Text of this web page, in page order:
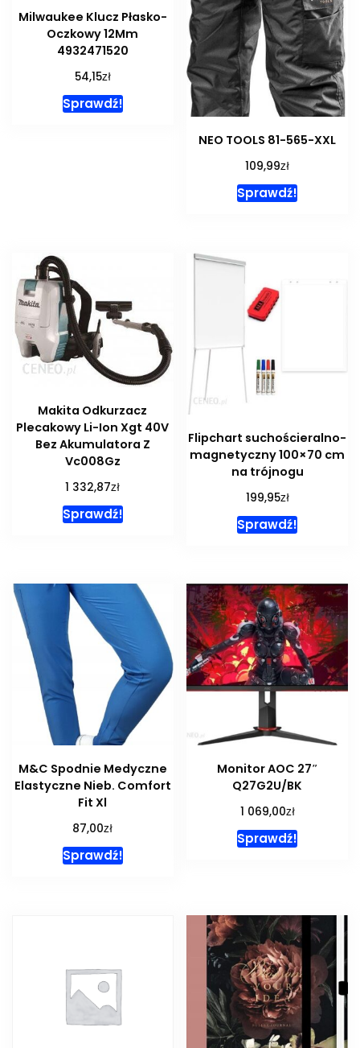
Milwaukee Klucz Płasko-
Oczkowy 12Mm
4932471520
54,15zł
Sprawdź!
NEO TOOLS 81-565-XXL
109,99zł
Sprawdź!
Makita Odkurzacz
Plecakowy Li-Ion Xgt 40V
Bez Akumulatora Z
Vc008Gz
1 332,87zł
Sprawdź!
Flipchart suchościeralno-
magnetyczny 100×70 cm
na trójnogu
199,95zł
Sprawdź!
M&C Spodnie Medyczne
Elastyczne Nieb. Comfort
Fit Xl
87,00zł
Sprawdź!
Monitor AOC 27″
Q27G2U/BK
1 069,00zł
Sprawdź!